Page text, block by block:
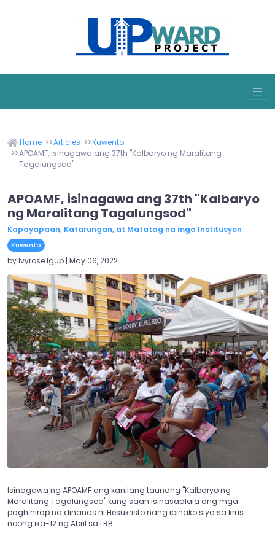
Home Articles
Kuwento
APOAMF, isinagawa ang 37th "Kalbaryo ng Maralitang
Tagalungsod"
APOAMF, isinagawa ang 37th "Kalbaryo
ng Maralitang Tagalungsod"
Kapayapaan, Katarungan, at Matatag na mga Institusyon
Kuwento
by Ivyrose Igup | May 06, 2022
Isinagawa ng APOAMF ang kanilang taunang "Kalbaryo ng
Maralitang Tagalungsod" kung saan isinasaalala ang mga
paghihirap na dinanas ni Hesukristo nang ipinako siya sa krus
noong ika-12 ng Abril sa LRB.